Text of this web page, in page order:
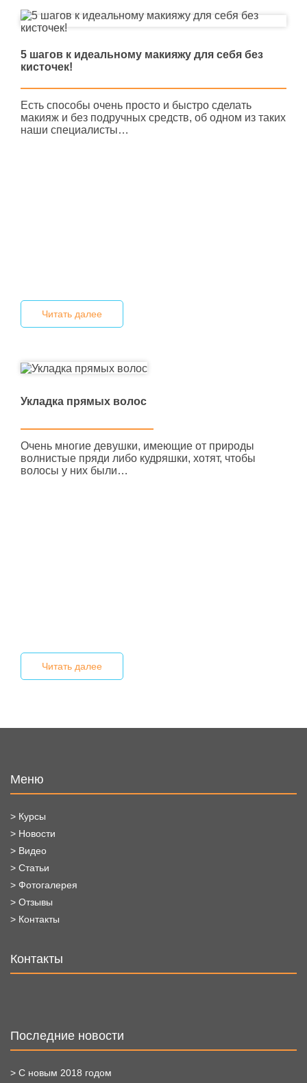
5 шагов к идеальному макияжу для себя без
кисточек!
Есть способы очень просто и быстро сделать
макияж и без подручных средств, об одном из таких
наши специалисты…
Читать далее
Укладка прямых волос
Очень многие девушки, имеющие от природы
волнистые пряди либо кудряшки, хотят, чтобы
волосы у них были…
Читать далее
Меню
> Курсы
> Новости
> Видео
> Статьи
> Фотогалерея
> Отзывы
> Контакты
Контакты
Последние новости
> С новым 2018 годом